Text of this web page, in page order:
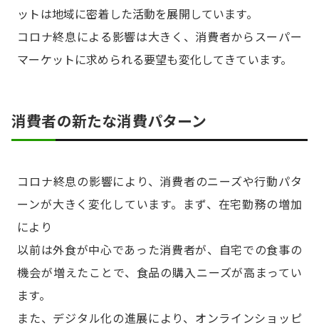
ットは地域に密着した活動を展開しています。
コロナ終息による影響は大きく、消費者からスーパー
マーケットに求められる要望も変化してきています。
消費者の新たな消費パターン
コロナ終息の影響により、消費者のニーズや行動パタ
ーンが大きく変化しています。まず、在宅勤務の増加
により
以前は外食が中心であった消費者が、自宅での食事の
機会が増えたことで、食品の購入ニーズが高まってい
ます。
また、デジタル化の進展により、オンラインショッピ